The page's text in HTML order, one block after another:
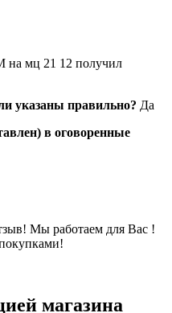
на мц 21 12 получил
указаны правильно? Да
в оговоренные
Мы работаем для Вас !
магазина